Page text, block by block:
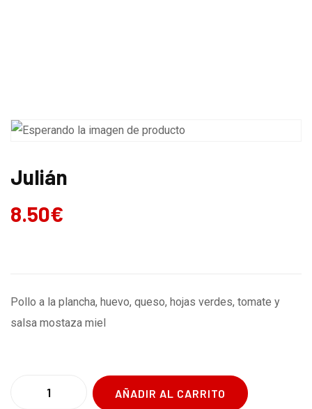
Julián
8.50€
Pollo a la plancha, huevo, queso, hojas verdes, tomate y
salsa mostaza miel
AÑADIR AL CARRITO